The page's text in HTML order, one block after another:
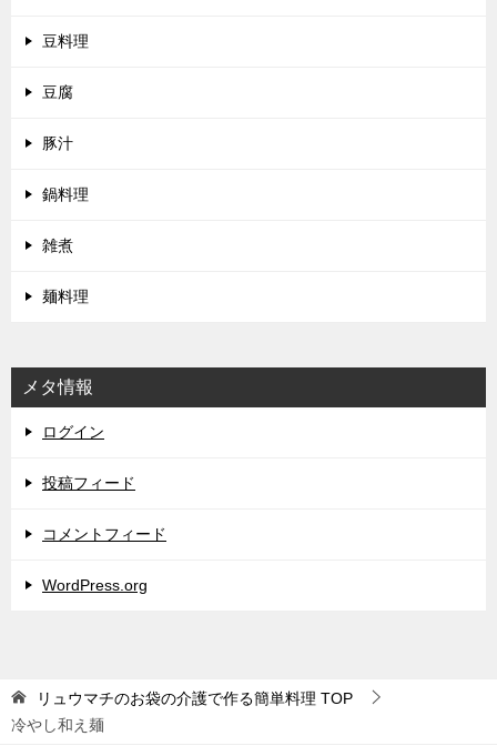
豆料理
豆腐
豚汁
鍋料理
雑煮
麺料理
メタ情報
ログイン
投稿フィード
コメントフィード
WordPress.org
リュウマチのお袋の介護で作る簡単料理 TOP
冷やし和え麺